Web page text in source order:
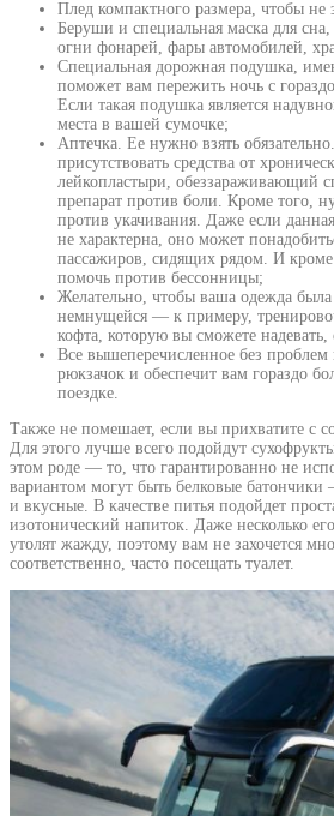
Плед компактного размера, чтобы не
Беруши и специальная маска для
огни фонарей, фары автомобилей,
Специальная дорожная подушка,
поможет вам пережить ночь с
Если такая подушка является
места в вашей сумочке;
Аптечка. Ее нужно взять
присутствовать средства от
лейкопластыри, обеззараживающий
препарат против боли. Кроме того,
против укачивания. Даже если
не характерна, оно может
пассажиров, сидящих рядом. И
помочь против бессонницы;
Желательно, чтобы ваша одежда
немнущейся — к примеру,
кофта, которую вы сможете надевать,
Все вышеперечисленное без
рюкзачок и обеспечит вам гораздо
поездке.
Также не помешает, если вы прихватите с
Для этого лучше всего подойдут
этом роде — то, что гарантированно не
вариантом могут быть белковые
и вкусные. В качестве питья подойдет
изотонический напиток. Даже несколько
утолят жажду, поэтому вам не захочется
соответственно, часто посещать туалет.